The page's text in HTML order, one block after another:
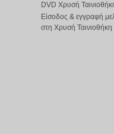
DVD Χρυσή
Είσοδος & εγγραφή
στη Χρυσή Ταινιοθήκη